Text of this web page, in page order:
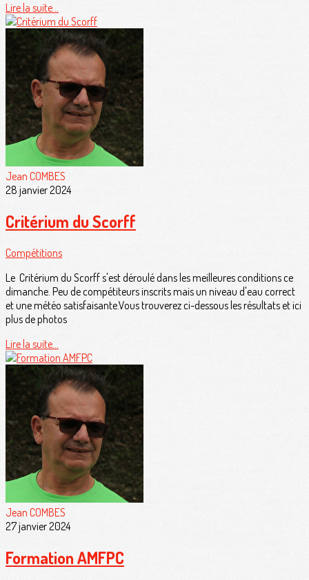
Lire la suite...
Jean COMBES
28 janvier 2024
Critérium du Scorff
Compétitions
Le Critérium du Scorff s'est déroulé dans les meilleures conditions ce
dimanche. Peu de compétiteurs inscrits mais un niveau d'eau correct
et une météo satisfaisante.Vous trouverez ci-dessous les résultats et ici
plus de photos
Lire la suite...
Jean COMBES
27 janvier 2024
Formation AMFPC